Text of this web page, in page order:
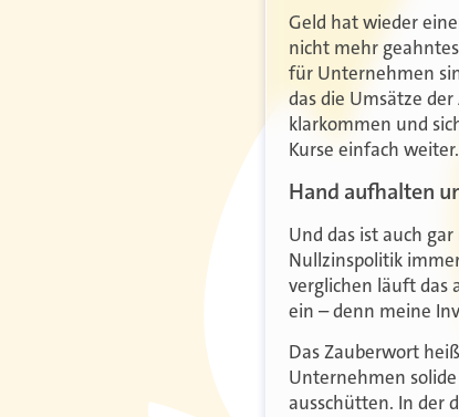
Geld hat wieder
nicht mehr
für Unternehmen
das die Umsätze
klarkommen und
Kurse einfach weiter.
Hand aufhalten
Und das ist auch
Nullzinspolitik
verglichen läuft das
ein – denn meine
Das Zauberwort
Unternehmen
ausschütten. In der